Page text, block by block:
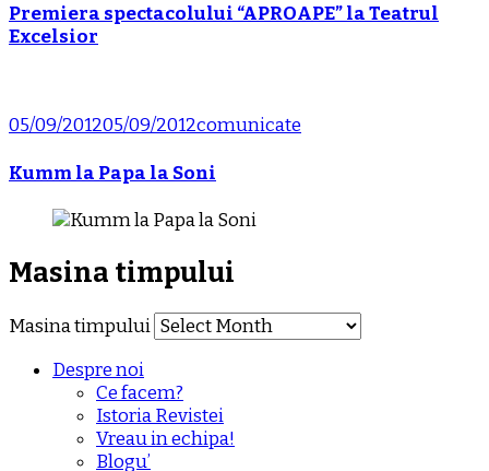
Premiera spectacolului “APROAPE” la Teatrul
Excelsior
05/09/201205/09/2012comunicate
Kumm la Papa la Soni
Masina timpului
Masina timpului
Despre noi
Ce facem?
Istoria Revistei
Vreau in echipa!
Blogu’